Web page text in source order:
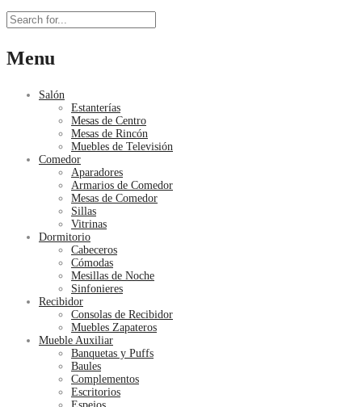
Menu
Salón
Estanterías
Mesas de Centro
Mesas de Rincón
Muebles de Televisión
Comedor
Aparadores
Armarios de Comedor
Mesas de Comedor
Sillas
Vitrinas
Dormitorio
Cabeceros
Cómodas
Mesillas de Noche
Sinfonieres
Recibidor
Consolas de Recibidor
Muebles Zapateros
Mueble Auxiliar
Banquetas y Puffs
Baules
Complementos
Escritorios